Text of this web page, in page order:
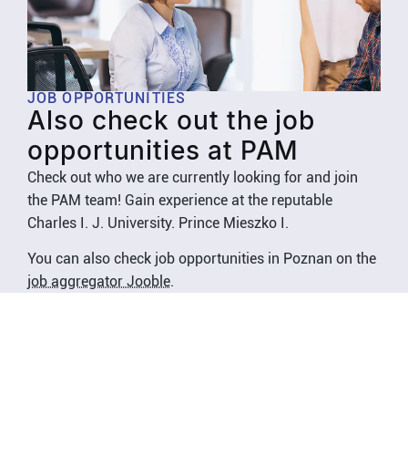
JOB OPPORTUNITIES
Also check out the job
opportunities at PAM
Check out who we are currently looking for and join
the PAM team! Gain experience at the reputable
Charles I. J. University. Prince Mieszko I.
You can also check job opportunities in Poznan on the
job aggregator Jooble.